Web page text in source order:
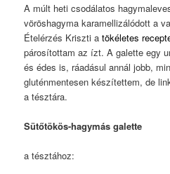
A múlt heti csodálatos
vöröshagyma karamellizálódott a
Ételérzés Kriszti atökéletes
párosítottam az ízt. A galette egy
és édes is, ráadásul annál jobb,
gluténmentesen készítettem, de
a tésztára.
Sütőtökös-hagymás galette
a tésztához: